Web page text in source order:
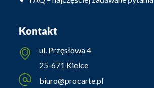
Kontakt
ul. Przęsłowa 4
25-671 Kielce
biuro@procarte.pl